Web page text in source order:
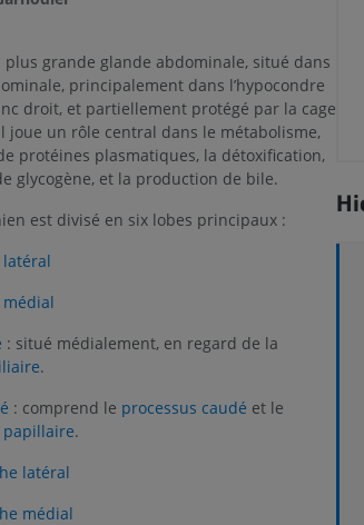
grande glande abdominale, situé dans
principalement dans l’hypocondre
droit, et partiellement protégé par la cage
joue un rôle central dans le métabolisme,
protéines plasmatiques, la détoxification,
glycogène, et la production de bile.
est divisé en six lobes principaux :
: situé médialement, en regard de la
.
: comprend le processus caudé et le
papillaire.
latéral
médial